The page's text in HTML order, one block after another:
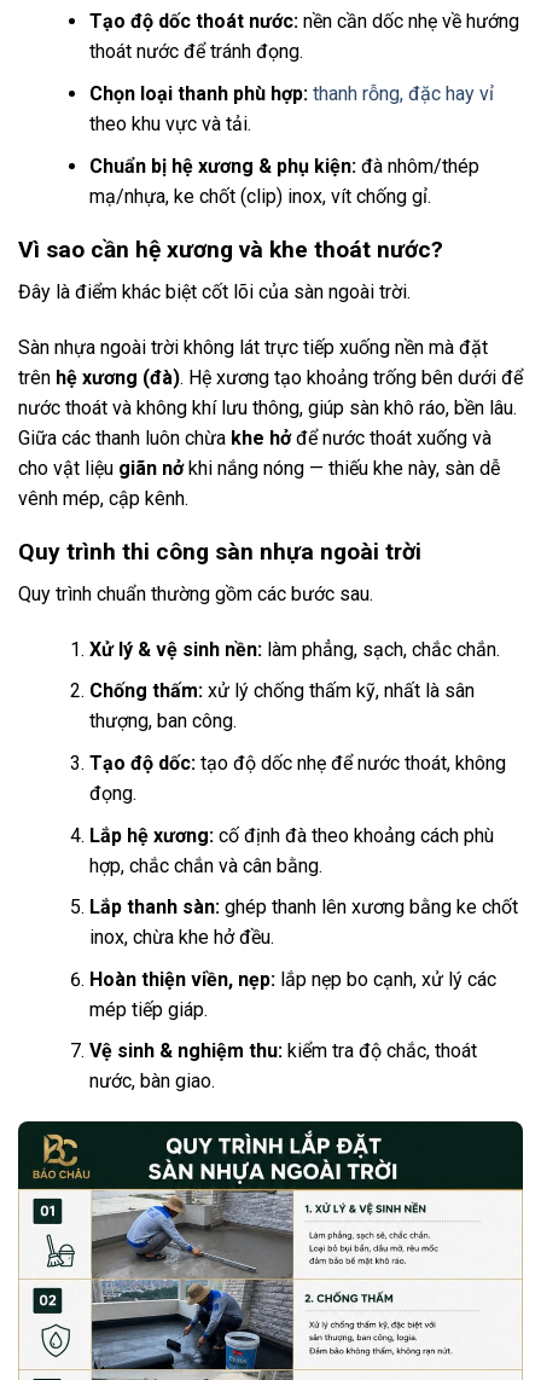
Tạo độ dốc thoát nước:nền cần dốc nhẹ về hướng
thoát nước để tránh đọng.
Chọn loại thanh phù hợp: thanh rỗng, đặc hay vỉ
theo khu vực và tải.
Chuẩn bị hệ xương & phụ kiện:đà nhôm/thép
mạ/nhựa, ke chốt (clip) inox, vít chống gỉ.
Vì sao cần hệ xương và khe thoát nước?
Đây là điểm khác biệt cốt lõi của sàn ngoài trời.
Sàn nhựa ngoài trời không lát trực tiếp xuống nền mà đặt
trên hệ xương (đà). Hệ xương tạo khoảng trống bên dưới để
nước thoát và không khí lưu thông, giúp sàn khô ráo, bền lâu.
Giữa các thanh luôn chừa khe hởđể nước thoát xuống và
cho vật liệu giãn nởkhi nắng nóng — thiếu khe này, sàn dễ
vênh mép, cập kênh.
Quy trình thi công sàn nhựa ngoài trời
Quy trình chuẩn thường gồm các bước sau.
Xử lý & vệ sinh nền:làm phẳng, sạch, chắc chắn.
Chống thấm:xử lý chống thấm kỹ, nhất là sân
thượng, ban công.
Tạo độ dốc:tạo độ dốc nhẹ để nước thoát, không
đọng.
Lắp hệ xương:cố định đà theo khoảng cách phù
hợp, chắc chắn và cân bằng.
Lắp thanh sàn:ghép thanh lên xương bằng ke chốt
inox, chừa khe hở đều.
Hoàn thiện viền, nẹp:lắp nẹp bo cạnh, xử lý các
mép tiếp giáp.
Vệ sinh & nghiệm thu:kiểm tra độ chắc, thoát
nước, bàn giao.